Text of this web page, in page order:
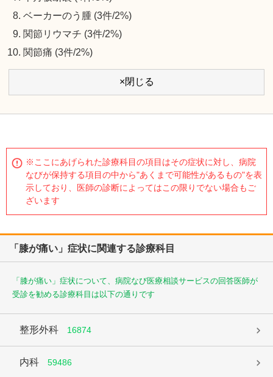
ベーカーのう腫 (3件/2%)
関節リウマチ (3件/2%)
関節痛 (3件/2%)
×閉じる
※ここにあげられた診療科目の項目はその症状に対し、病院
なびが保持する項目の中から"あくまで可能性があるもの"を表
示しており、医師の診断によってはこの限りでない場合もご
ざいます
「膝が痛い」症状に関連する診療科目
「膝が痛い」症状について、病院なび医療相談サービスの回答医師が
受診を勧める診療科目は以下の通りです
整形外科 16874
内科 59486